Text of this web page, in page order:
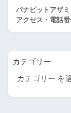
パナピットアザ
アクセス・電話
カテゴリー